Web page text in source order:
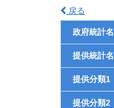
戻る
政府統計名
提供統計名
提供分類1
提供分類2